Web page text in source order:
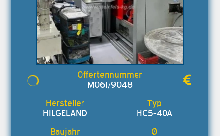
M06I/9048
HILGELAND HC5-40A